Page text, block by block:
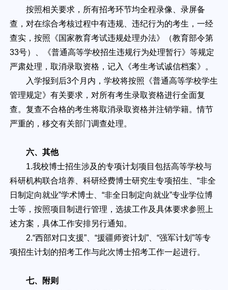
按照相关要求，所有招考环节均全程录像、录屏备
查，对在综合考核过程中有违规、违纪行为的考生，一经
查实，按照《国家教育考试违规处理办法》（教育部令第
33号）、《普通高等学校招生违规行为处理暂行》等规定
严肃处理，取消录取资格，记入《考生考试诚信档案》。
入学报到后3个月内，学校将按照《普通高等学校学生
管理规定》有关要求，对所有考生录取资格进行全面复
查。复查不合格的考生将取消录取资格并注销学籍。情节
严重的，移交有关部门调查处理。
六、其他
1.我校博士招生涉及的专项计划项目包括高等学校与
科研机构联合培养、科研经费博士研究生专项招生、“非全
日制定向就业”学术博士、“非全日制定向就业”专业学位博
士等，按照项目制进行管理，选拔工作及具体要求参照上
述方案，具体工作安排另行通知。
2.“西部对口支援”、“援疆师资计划”、“强军计划”等专
项招生计划的招考工作与此次博士招考工作一起进行。
七、附则